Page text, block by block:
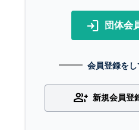
login 団体会
会員登録を
group_add 新規会員登